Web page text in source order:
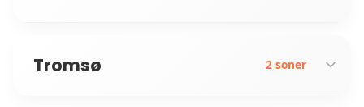
Tromsdalen
Tromsø 2 soner